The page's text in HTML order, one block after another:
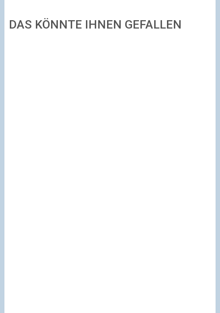
DAS KÖNNTE IHNEN GEFALLEN